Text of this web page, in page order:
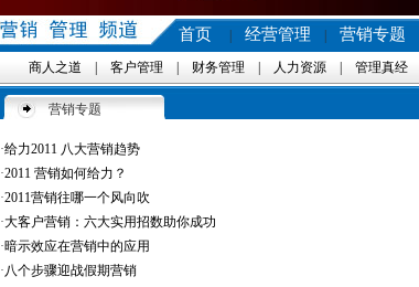
首页 经营管理 营销专题
商人之道 客户管理 财务管理 人力资源 管理真经
营销专题
·给力2011 八大营销趋势
·2011 营销如何给力？
·2011营销往哪一个风向吹
·大客户营销：六大实用招数助你成功
·暗示效应在营销中的应用
·八个步骤迎战假期营销